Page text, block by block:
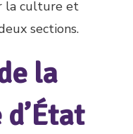
la culture et
sections.
la